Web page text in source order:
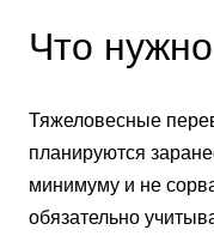
Что
Тяжеловесные
планируются
минимуму и не
обязательно